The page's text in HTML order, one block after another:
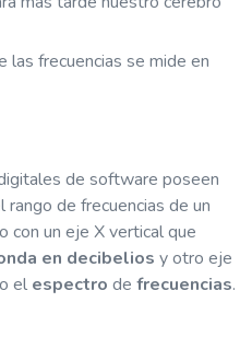
las frecuencias se mide en
de software poseen
de frecuencias de un
con un eje X vertical que
en decibelios y otro eje
el espectro de frecuencias.